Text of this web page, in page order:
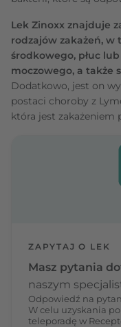
Lek Zinoxx znajduje
rodzajów zakażeń, w
środkowego, płuc
moczowego, a także
Dodatkowo, jest on
postaci choroby z
która jest zakażeniem
ZAPYTAJ O LEK
Masz pytania
naszym
Odpowiedź na
W celu uzyskania
teleporadę w